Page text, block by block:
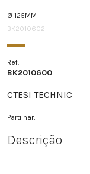
Ø 125MM
BK2010602
Ref.
BK2010600
CTESI TECHNIC
Partilhar:
Descrição
-